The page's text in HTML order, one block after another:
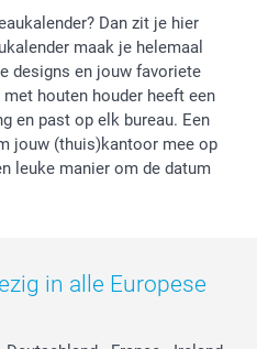
Dan zit je hier
maak je helemaal
designs en jouw favoriete
houten houder heeft een
en past op elk bureau. Een
jouw (thuis)kantoor mee op
leuke manier om de datum
in alle Europese